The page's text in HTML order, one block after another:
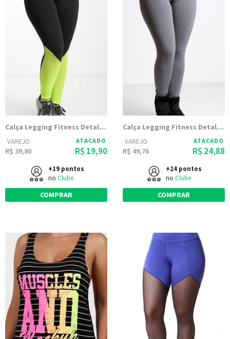
Calça Legging Fitness Detalhe Tela Cores
VAREJO
R$ 39,80
ATACADO
R$ 19,90
+19 pontos
no Clube
COMPRAR
Calça Legging Fitness Detalhe Cós
VAREJO
R$ 49,76
ATACADO
R$ 24,88
+24 pontos
no Clube
COMPRAR